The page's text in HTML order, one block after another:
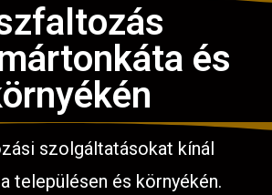
és
szolgáltatásokat kínál
településen és környékén.